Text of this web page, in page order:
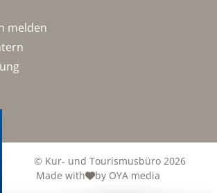
melden
© Kur- und Tourismusbüro 2026
Made with
by OYA media